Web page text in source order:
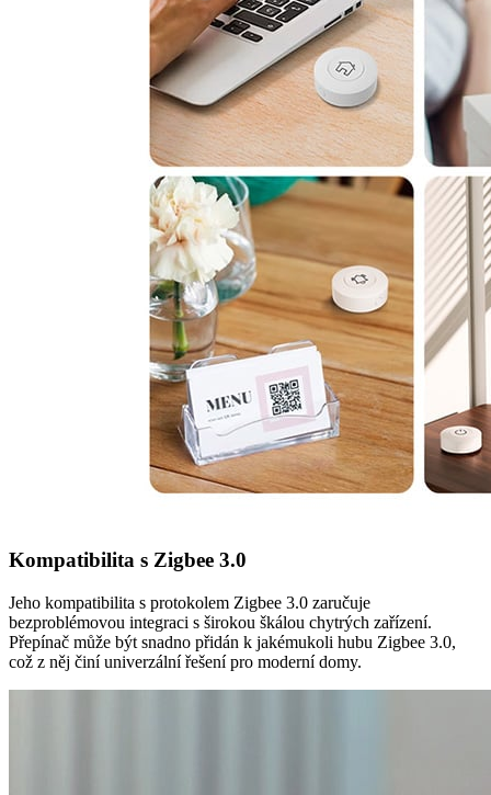
Kompatibilita s Zigbee 3.0
Jeho kompatibilita s protokolem Zigbee 3.0 zaručuje
bezproblémovou integraci s širokou škálou chytrých zařízení.
Přepínač může být snadno přidán k jakémukoli hubu Zigbee 3.0,
což z něj činí univerzální řešení pro moderní domy.